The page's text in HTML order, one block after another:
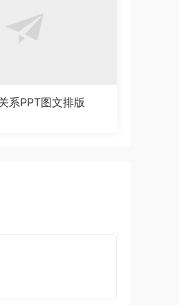
系PPT图文排版